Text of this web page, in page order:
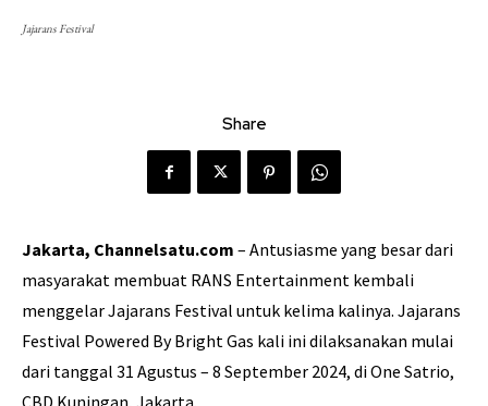
Jajarans Festival
Share
Jakarta, Channelsatu.com – Antusiasme yang besar dari
masyarakat membuat RANS Entertainment kembali
menggelar Jajarans Festival untuk kelima kalinya. Jajarans
Festival Powered By Bright Gas kali ini dilaksanakan mulai
dari tanggal 31 Agustus – 8 September 2024, di One Satrio,